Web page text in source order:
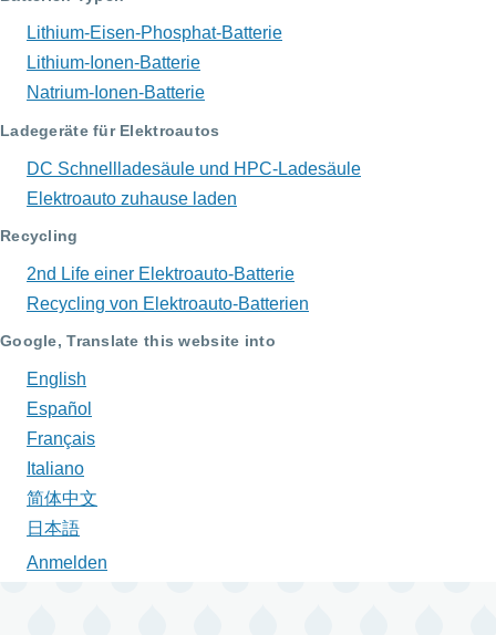
Lithium-Eisen-Phosphat-Batterie
Lithium-Ionen-Batterie
Natrium-Ionen-Batterie
Ladegeräte für Elektroautos
DC Schnellladesäule und HPC-Ladesäule
Elektroauto zuhause laden
Recycling
2nd Life einer Elektroauto-Batterie
Recycling von Elektroauto-Batterien
Google, Translate this website into
English
Español
Français
Italiano
简体中文
日本語
Benutzermenü
Anmelden